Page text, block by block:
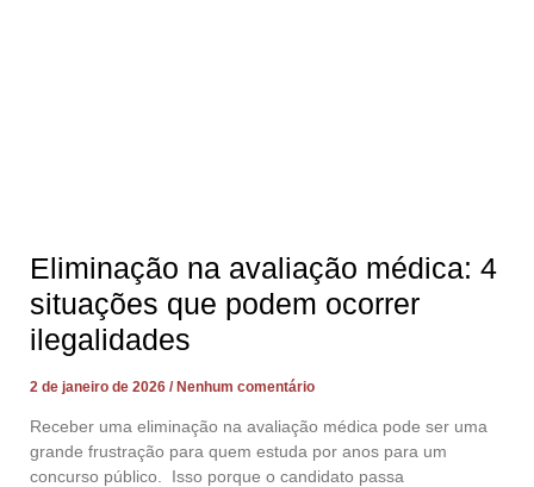
Eliminação na avaliação médica: 4
situações que podem ocorrer
ilegalidades
2 de janeiro de 2026 Nenhum comentário
Receber uma eliminação na avaliação médica pode ser uma
grande frustração para quem estuda por anos para um
concurso público. Isso porque o candidato passa